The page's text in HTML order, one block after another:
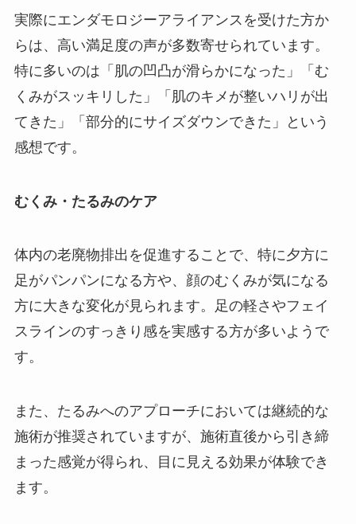
実際にエンダモロジーアライアンスを受けた方か
らは、高い満足度の声が多数寄せられています。
特に多いのは「肌の凹凸が滑らかになった」「む
くみがスッキリした」「肌のキメが整いハリが出
てきた」「部分的にサイズダウンできた」という
感想です。
むくみ・たるみのケア
体内の老廃物排出を促進することで、特に夕方に
足がパンパンになる方や、顔のむくみが気になる
方に大きな変化が見られます。足の軽さやフェイ
スラインのすっきり感を実感する方が多いようで
す。
また、たるみへのアプローチにおいては継続的な
施術が推奨されていますが、施術直後から引き締
まった感覚が得られ、目に見える効果が体験でき
ます。